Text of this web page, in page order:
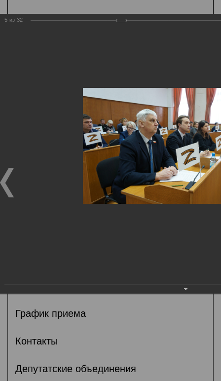
Государственная
организация
График приема
Контакты
Депутатские объединения
5 из 32